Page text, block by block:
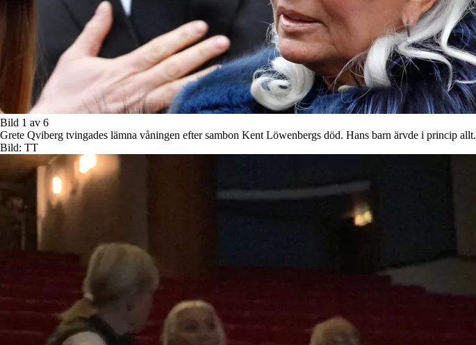
Bild 1 av 6
Grete Qviberg tvingades lämna våningen efter sambon Kent Löwenbergs död. Hans barn ärvde i princip allt.
Bild: TT